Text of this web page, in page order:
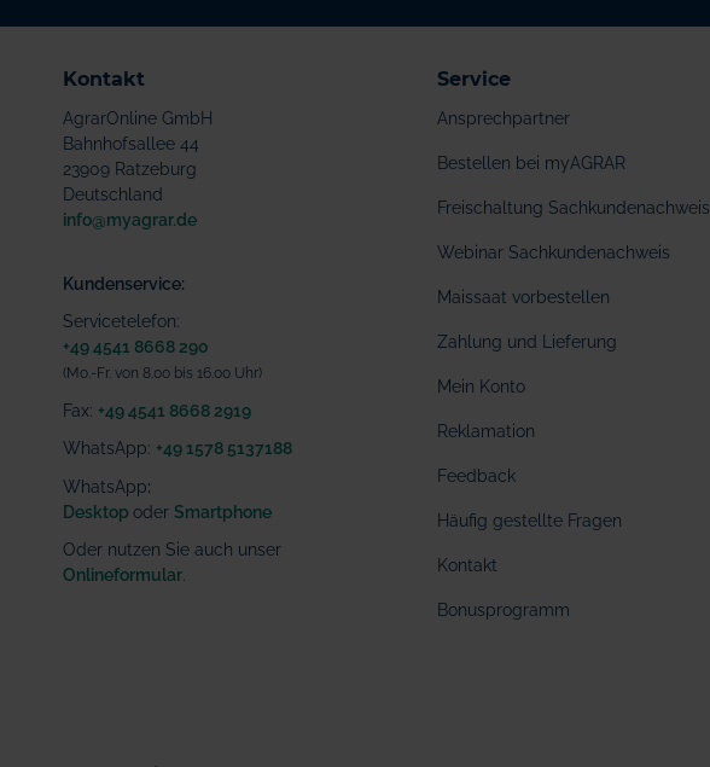
Kontakt
AgrarOnline GmbH
Bahnhofsallee 44
23909 Ratzeburg
Deutschland
info@myagrar.de
Kundenservice:
Servicetelefon:
+49 4541 8668 290
(Mo.-Fr. von 8.00 bis 16.00 Uhr)
Fax: +49 4541 8668 2919
WhatsApp: +49 1578 5137188
WhatsApp:
Desktop oder Smartphone
Oder nutzen Sie auch unser
Onlineformular.
Service
Ansprechpartner
Bestellen bei myAGRAR
Freischaltung Sachkundenachweis
Webinar Sachkundenachweis
Maissaat vorbestellen
Zahlung und Lieferung
Mein Konto
Reklamation
Feedback
Häufig gestellte Fragen
Kontakt
Bonusprogramm